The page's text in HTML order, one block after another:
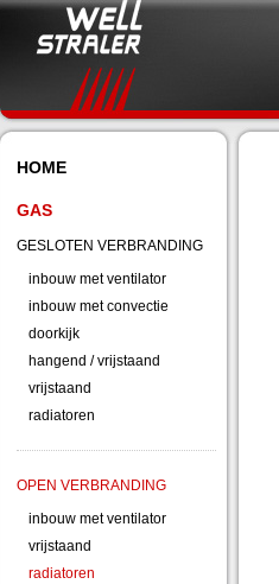
HOME
GAS
GESLOTEN VERBRANDING
inbouw met ventilator
inbouw met convectie
doorkijk
hangend / vrijstaand
vrijstaand
radiatoren
OPEN VERBRANDING
inbouw met ventilator
vrijstaand
radiatoren